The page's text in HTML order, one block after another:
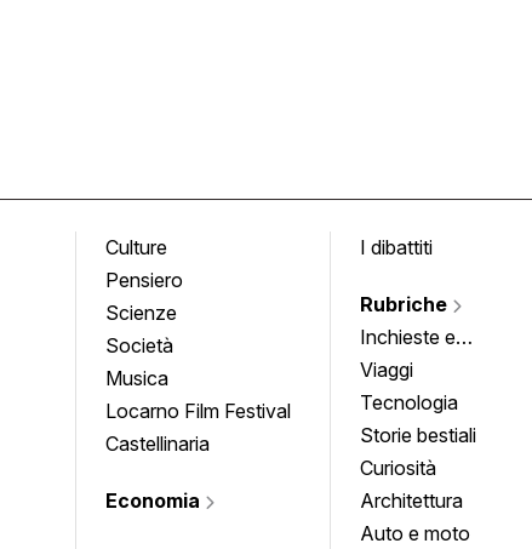
Culture
Pensiero
Scienze
Società
Musica
Locarno Film Festival
Castellinaria
Economia
I dibattiti
Rubriche
Inchieste e
approfondimenti
Viaggi
Tecnologia
Storie bestiali
Curiosità
Architettura
Auto e moto